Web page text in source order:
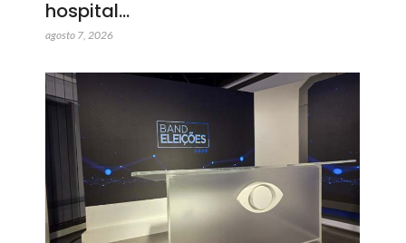
hospital…
agosto 7, 2026